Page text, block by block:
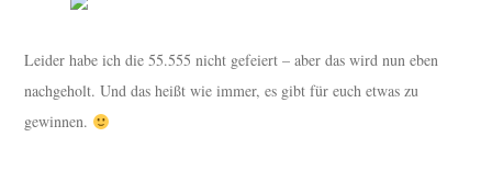
Leider habe ich die 55.555 nicht gefeiert – aber das wird nun eben
nachgeholt. Und das heißt wie immer, es gibt für euch etwas zu
gewinnen.